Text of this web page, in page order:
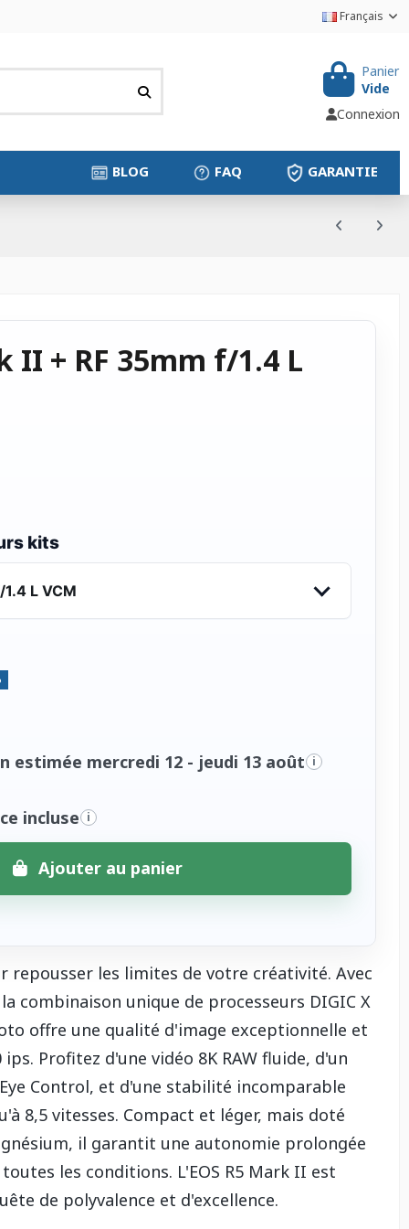
Français
Panier
Vide
Connexion
GARANTIE
FAQ
BLOG
II + RF 35mm f/1.4 L
kits
L VCM
estimée mercredi 12 - jeudi 13 août i
incluse i
Ajouter au panier
repousser les limites de votre créativité. Avec
combinaison unique de processeurs DIGIC X
offre une qualité d'image exceptionnelle et
Profitez d'une vidéo 8K RAW fluide, d'un
Control, et d'une stabilité incomparable
8,5 vitesses. Compact et léger, mais doté
il garantit une autonomie prolongée
les conditions. L'EOS R5 Mark II est
de polyvalence et d'excellence.